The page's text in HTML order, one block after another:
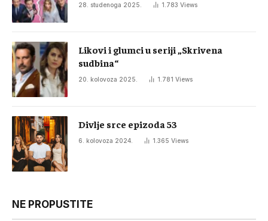
28. studenoga 2025. 1.783 Views
Likovi i glumci u seriji „Skrivena
sudbina“
20. kolovoza 2025. 1.781 Views
Divlje srce epizoda 53
6. kolovoza 2024. 1.365 Views
NE PROPUSTITE